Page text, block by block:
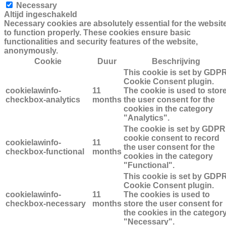
Necessary
Altijd ingeschakeld
Necessary cookies are absolutely essential for the
to function properly. These cookies ensure basic
functionalities and security features of the website,
anonymously.
Cookie
Duur Beschrijving
cookielawinfo-
checkbox-analytics
11
months
This cookie is set by
Cookie Consent plugin.
The cookie is used to
the user consent for the
cookies in the category
"Analytics".
cookielawinfo-
checkbox-functional
11
months
The cookie is set by GDPR
cookie consent to record
the user consent for the
cookies in the category
"Functional".
cookielawinfo-
checkbox-necessary
11
months
This cookie is set by
Cookie Consent plugin.
The cookies is used to
store the user consent for
the cookies in the
"Necessary".